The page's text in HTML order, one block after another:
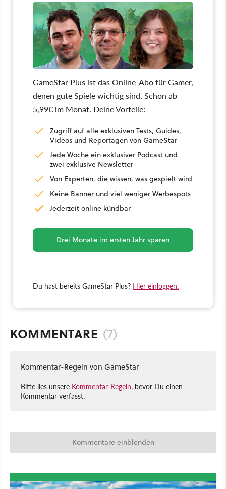
GameStar Plus ist das Online-Abo für Gamer,
denen gute Spiele wichtig sind. Schon ab
5,99€ im Monat. Deine Vorteile:
Zugriff auf alle exklusiven Tests, Guides,
Videos und Reportagen von GameStar
Jede Woche ein exklusiver Podcast und
zwei exklusive Newsletter
Von Experten, die wissen, was gespielt wird
Keine Banner und viel weniger Werbespots
Jederzeit online kündbar
Drei Monate im ersten Jahr sparen
Du hast bereits GameStar Plus? Hier einloggen.
KOMMENTARE (7)
Kommentar-Regeln von GameStar
Bitte lies unsere Kommentar-Regeln, bevor Du einen
Kommentar verfasst.
Kommentare einblenden